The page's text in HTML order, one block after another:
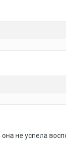
не успела